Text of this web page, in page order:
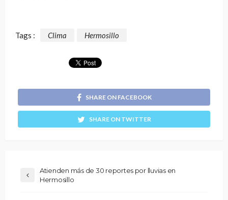
Tags : Clima Hermosillo
SHARE ON FACEBOOK
SHARE ON TWITTER
Atienden más de 30 reportes por lluvias en
Hermosillo